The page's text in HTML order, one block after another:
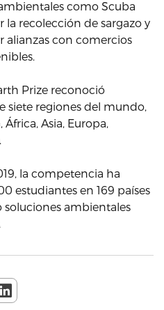
como Scuba
la recolección de sargazo y
alianzas con comercios
Prize reconoció
siete regiones del mundo,
Asia, Europa,
la competencia ha
estudiantes en 169 países
ambientales